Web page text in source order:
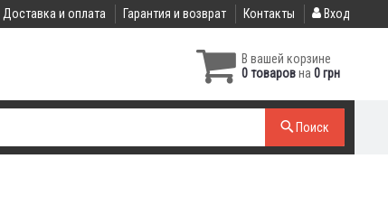
Доставка и оплата Гарантия и возврат Контакты Вход
В вашей корзине
0 товаровна 0 грн
Поиск